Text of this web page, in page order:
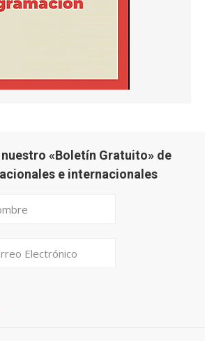
«Boletín Gratuito» de
e internacionales